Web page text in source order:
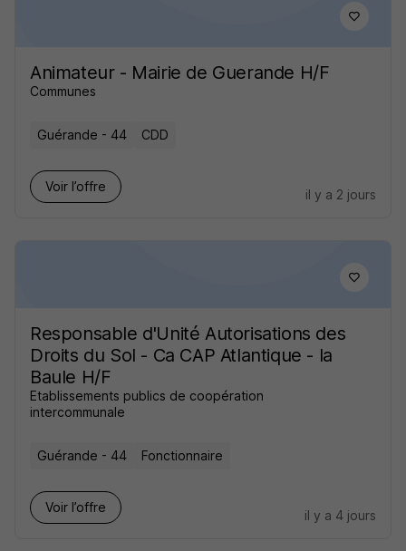
Animateur - Mairie de Guerande H/F
Communes
Guérande - 44 CDD
Voir l’offre
il y a 2 jours
Responsable d'Unité Autorisations des
Droits du Sol - Ca CAP Atlantique - la
Baule H/F
Etablissements publics de coopération
intercommunale
Guérande - 44 Fonctionnaire
Voir l’offre
il y a 4 jours